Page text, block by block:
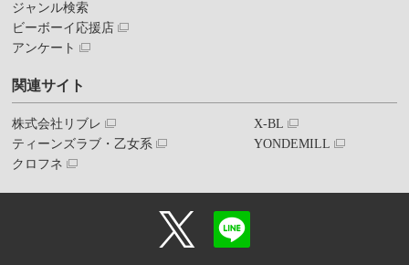
ジャンル検索
ビーボーイ応援店
アンケート
関連サイト
株式会社リブレ
ティーンズラブ・乙女系
クロフネ
X-BL
YONDEMILL